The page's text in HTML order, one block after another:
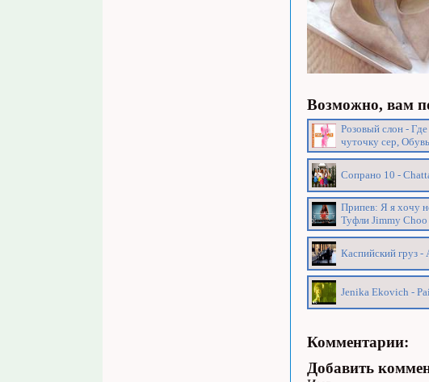
Возможно, вам
Розовый слон -
чуточку сер,
Сопрано 10 -
Припев: Я я хочу
Туфли Jimmy
Каспийский груз -
Jenika Ekovich -
Комментарии:
Добавить